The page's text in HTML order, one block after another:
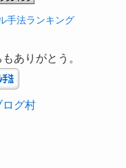
手法ランキング
ありがとう。
ログ村